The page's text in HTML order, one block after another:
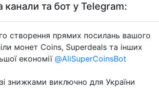
Перейти
канали та бот у Telegram:
створення прямих посилань вашого
монет Coins, Superdeals та інших
економії @AliSuperCoinsBot
знижками виключно для України